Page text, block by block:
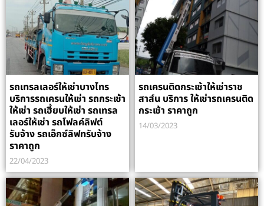
รถเทรลเลอร์ให้เช่าบางไทร
บริการรถเครนให้เช่า รถกระเช้า
ให้เช่า รถเฮี้ยบให้เช่า รถเทรล
เลอร์ให้เช่า รถโฟลค์ลิฟต์
รับจ้าง รถเอ็กซ์ลิฟทรับจ้าง
ราคาถูก
22/04/2023
รถเครนติดกระเช้าให้เช่าราช
สาส์น บริการ ให้เช่ารถเครนติด
กระเช้า ราคาถูก
14/03/2023